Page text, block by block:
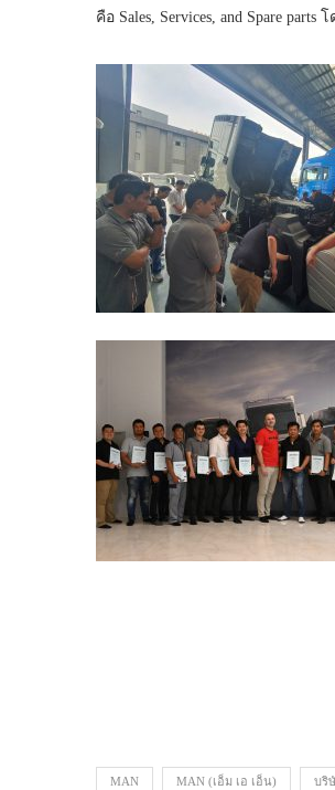
คือ Sales, Services, and Spare
MAN MAN (เอ็ม เอ เอ็น) บริ